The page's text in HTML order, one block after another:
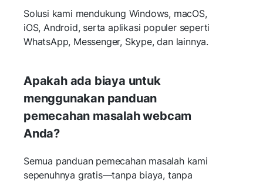
Solusi kami mendukung Windows, macOS,
iOS, Android, serta aplikasi populer seperti
WhatsApp, Messenger, Skype, dan lainnya.
Apakah ada biaya untuk
menggunakan panduan
pemecahan masalah webcam
Anda?
Semua panduan pemecahan masalah kami
sepenuhnya gratis—tanpa biaya, tanpa